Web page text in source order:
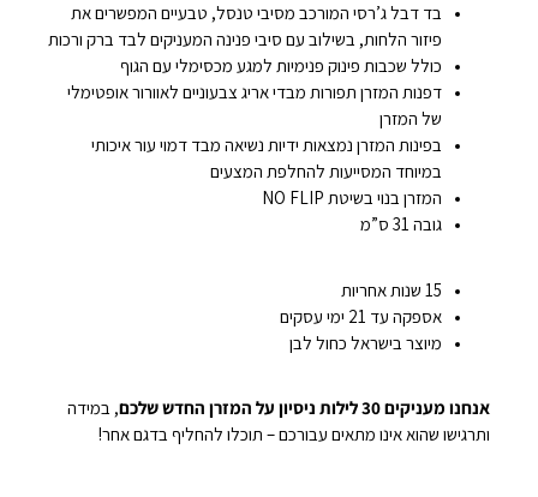
בד דבל ג’רסי המורכב מסיבי טנסל, טבעיים המפשרים את
פיזור הלחות, בשילוב עם סיבי פנינה המעניקים לבד ברק ורכות
כולל שכבות פינוק פנימיות למגע מכסימלי עם הגוף
דפנות המזרן תפורות מבדי אריג צבעוניים לאוורור אופטימלי
של המזרן
בפינות המזרן נמצאות ידיות נשיאה מבד דמוי עור איכותי
במיוחד המסייעות להחלפת המצעים
המזרן בנוי בשיטת NO FLIP
גובה 31 ס”מ
15 שנות אחריות
אספקה עד 21 ימי עסקים
מיוצר בישראל כחול לבן
אנחנו מעניקים 30 לילות ניסיון על המזרן החדש שלכם
, במידה
ותרגישו שהוא אינו מתאים עבורכם – תוכלו להחליף בדגם אחר!